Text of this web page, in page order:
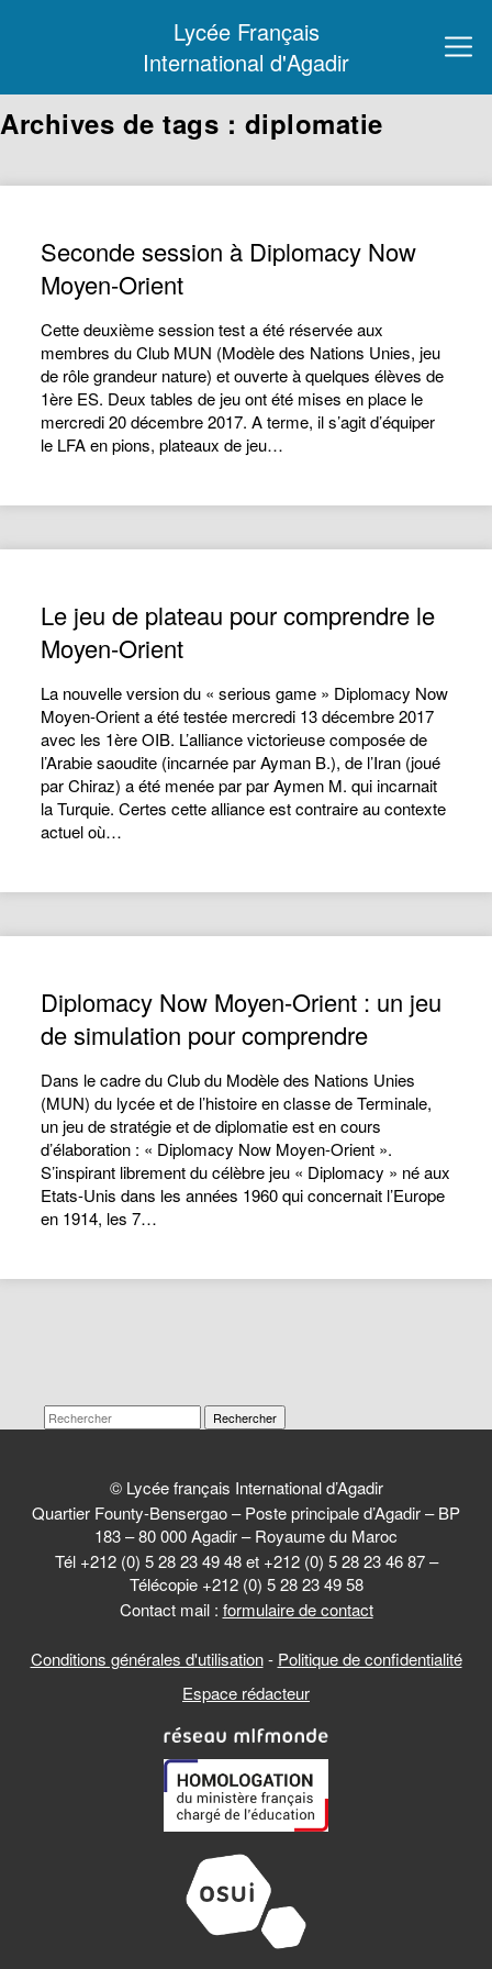
Lycée Français
International d'Agadir
Archives de tags : diplomatie
Seconde session à Diplomacy Now
Moyen-Orient
Cette deuxième session test a été réservée aux
membres du Club MUN (Modèle des Nations Unies, jeu
de rôle grandeur nature) et ouverte à quelques élèves de
1ère ES. Deux tables de jeu ont été mises en place le
mercredi 20 décembre 2017. A terme, il s’agit d’équiper
le LFA en pions, plateaux de jeu…
Le jeu de plateau pour comprendre le
Moyen-Orient
La nouvelle version du « serious game » Diplomacy Now
Moyen-Orient a été testée mercredi 13 décembre 2017
avec les 1ère OIB. L’alliance victorieuse composée de
l’Arabie saoudite (incarnée par Ayman B.), de l’Iran (joué
par Chiraz) a été menée par par Aymen M. qui incarnait
la Turquie. Certes cette alliance est contraire au contexte
actuel où…
Diplomacy Now Moyen-Orient : un jeu
de simulation pour comprendre
Dans le cadre du Club du Modèle des Nations Unies
(MUN) du lycée et de l’histoire en classe de Terminale,
un jeu de stratégie et de diplomatie est en cours
d’élaboration : « Diplomacy Now Moyen-Orient ».
S’inspirant librement du célèbre jeu « Diplomacy » né aux
Etats-Unis dans les années 1960 qui concernait l’Europe
en 1914, les 7…
Rechercher
© Lycée français International d’Agadir
Quartier Founty-Bensergao – Poste principale d’Agadir – BP
183 – 80 000 Agadir – Royaume du Maroc
Tél +212 (0) 5 28 23 49 48 et +212 (0) 5 28 23 46 87 –
Télécopie +212 (0) 5 28 23 49 58
Contact mail : formulaire de contact
Conditions générales d'utilisation- Politique de confidentialité
Espace rédacteur